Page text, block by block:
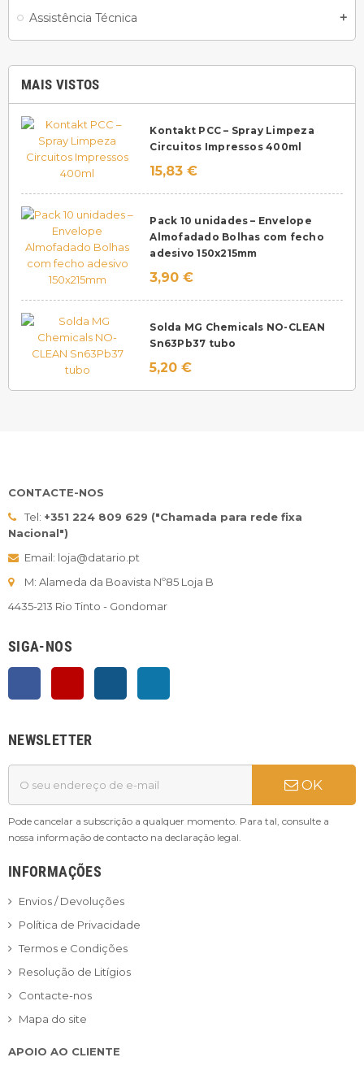
Assistência Técnica add
MAIS VISTOS
Kontakt PCC – Spray Limpeza
Circuitos Impressos 400ml
15,83 €
Pack 10 unidades – Envelope
Almofadado Bolhas com fecho
adesivo 150x215mm
3,90 €
Solda MG Chemicals NO-CLEAN
Sn63Pb37 tubo
5,20 €
CONTACTE-NOS
Tel: +351 224 809 629 ("Chamada para rede fixa
Nacional")
Email: loja@datario.pt
M: Alameda da Boavista Nº85 Loja B
4435-213 Rio Tinto - Gondomar
SIGA-NOS
FacebookYouTube Instagram
NEWSLETTER
OK
Pode cancelar a subscrição a qualquer momento. Para tal, consulte a
nossa informação de contacto na declaração legal.
INFORMAÇÕES
Envios / Devoluções
Política de Privacidade
Termos e Condições
Resolução de Litígios
Contacte-nos
Mapa do site
APOIO AO CLIENTE